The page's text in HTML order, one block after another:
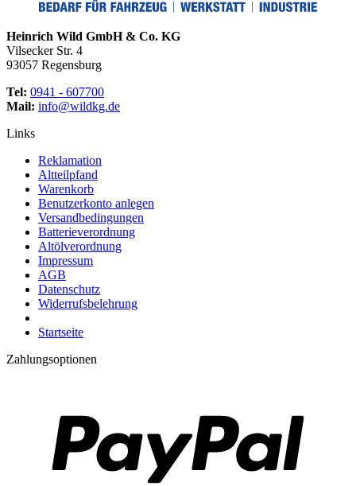
Heinrich Wild GmbH & Co. KG
Vilsecker Str. 4
93057 Regensburg
Tel: 0941 - 607700
Mail: info@wildkg.de
Links
Reklamation
Altteilpfand
Warenkorb
Benutzerkonto anlegen
Versandbedingungen
Batterieverordnung
Altölverordnung
Impressum
AGB
Datenschutz
Widerrufsbelehrung
Startseite
Zahlungsoptionen